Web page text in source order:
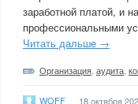
заработной платой, и
профессиональными
Читать дальше →
Организация аудита
WOFF 18 октября